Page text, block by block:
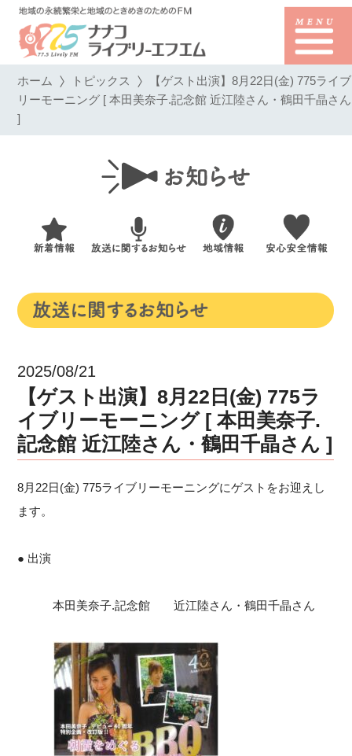
ホーム トピックス 【ゲスト出演】8月22日(金) 775ライブ
リーモーニング [ 本田美奈子.記念館 近江陸さん・鶴田千晶さん
]
2025/08/21
【ゲスト出演】8月22日(金) 775ラ
イブリーモーニング [ 本田美奈子.
記念館 近江陸さん・鶴田千晶さん ]
8月22日(金) 775ライブリーモーニングにゲストをお迎えし
ます。
● 出演
本田美奈子.記念館 近江陸さん・鶴田千晶さん